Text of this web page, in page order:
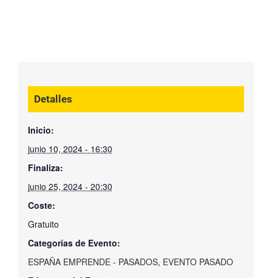
Detalles
Inicio:
junio 10, 2024 - 16:30
Finaliza:
junio 25, 2024 - 20:30
Coste:
Gratuito
Categorías de Evento:
ESPAÑA EMPRENDE - PASADOS, EVENTO PASADO